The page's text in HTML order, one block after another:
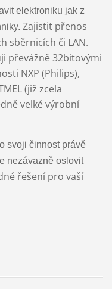
elektroniku jak z
Zajistit přenos
sběrnicích či LAN.
převážně 32bitovými
NXP (Philips),
(již zcela
velké výrobní
svoji činnost právě
nezávazně oslovit
řešení pro vaší